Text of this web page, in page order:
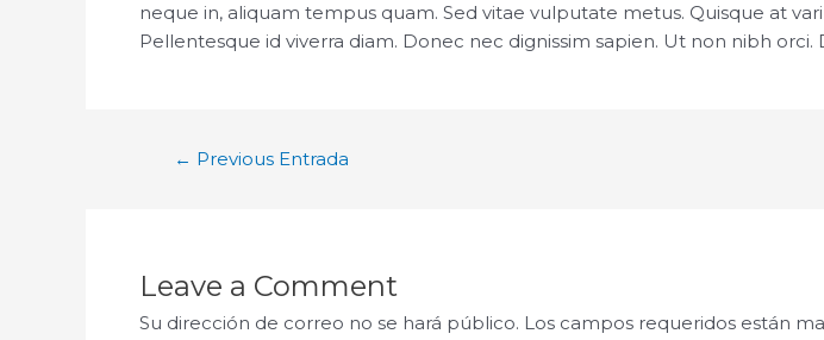
neque in, aliquam tempus quam. Sed vitae vulputate metus. Quisque at
Pellentesque id viverra diam. Donec nec dignissim sapien. Ut non nibh orci.
← Previous Entrada
Leave a Comment
Su dirección de correo no se hará público. Los campos requeridos están